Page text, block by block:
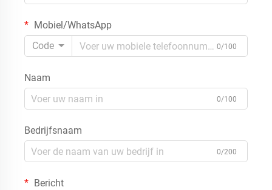
Mobiel/WhatsApp
Code
0/100
Naam
0/100
Bedrijfsnaam
0/200
Bericht